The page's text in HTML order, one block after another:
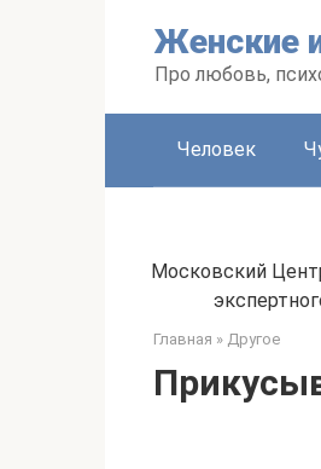
Женские
Про любовь,
Человек
Московский
Главная » Другое